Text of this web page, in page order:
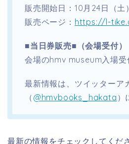
販売開始日：10月24日（土
販売ページ： https://l-
■当日券販売■（会場受付）
会場のhmv museum入場受
最新情報は、 ツイッターア
（ @hmvbooks_hakata ）
最新の情報をチェックしてくだ